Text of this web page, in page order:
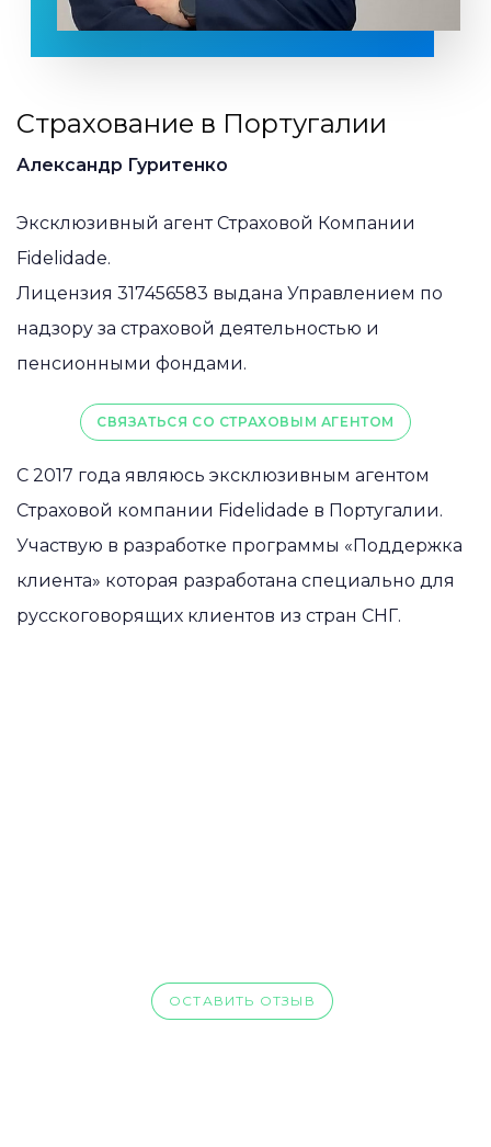
Страхование в Португалии
Александр Гуритенко
Эксклюзивный агент Страховой Компании
Fidelidade.
Лицензия 317456583 выдана Управлением по
надзору за страховой деятельностью и
пенсионными фондами.
СВЯЗАТЬСЯ СО СТРАХОВЫМ АГЕНТОМ
C 2017 года являюсь эксклюзивным агентом
Страховой компании Fidelidade в Португалии.
Участвую в разработке программы «Поддержка
клиента» которая разработана специально для
русскоговорящих клиентов из стран СНГ.
ОСТАВИТЬ ОТЗЫВ